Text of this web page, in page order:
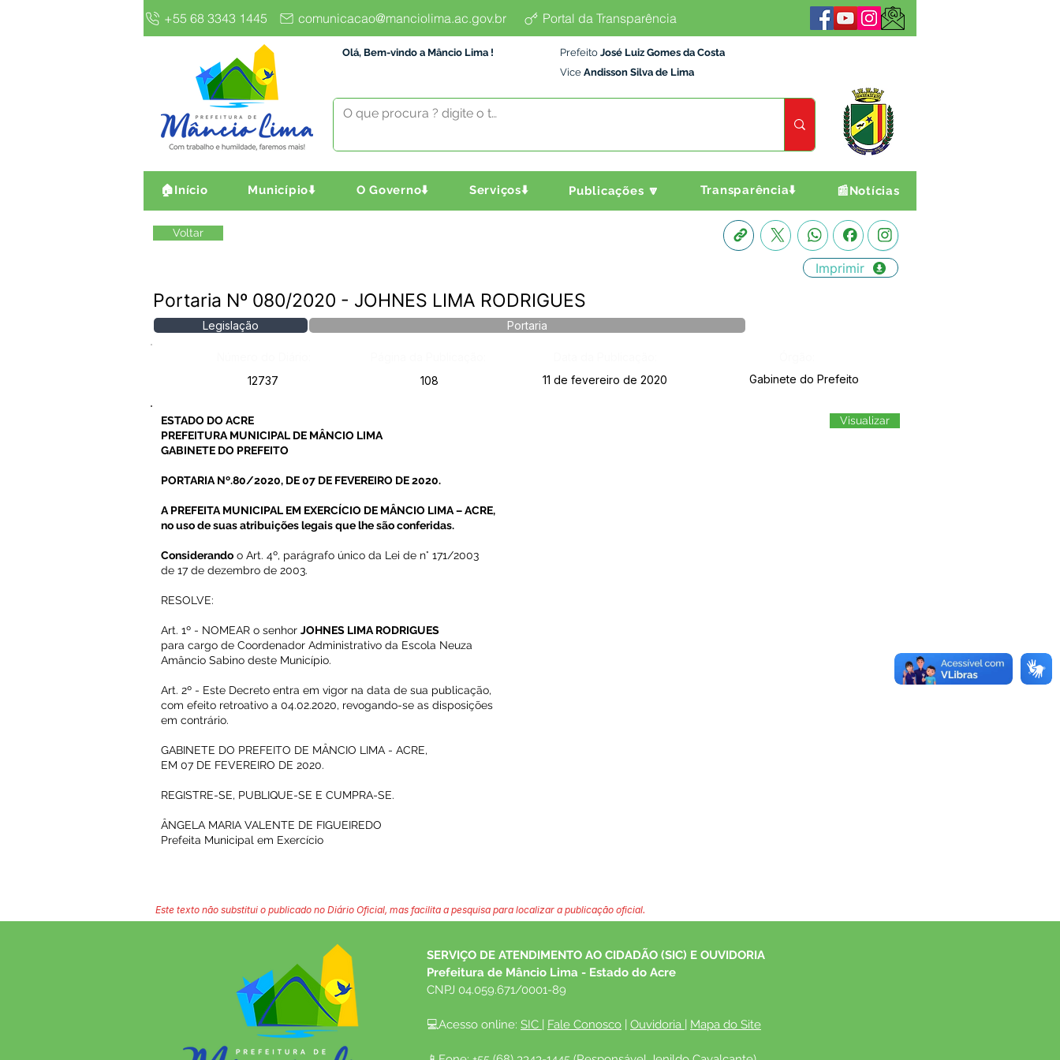
+55 68 3343 1445 comunicacao@manciolima.ac.gov.br Portal da Transparência
Olá, Bem-vindo a Mâncio Lima ! Prefeito José Luiz Gomes da Costa
Vice Andisson Silva de Lima
🏠Início Município⬇️ O Governo⬇️ Serviços⬇️ Publicações 🔽 Transparência⬇️ 📰Notícias
Voltar
Imprimir
Portaria Nº 080/2020 - JOHNES LIMA RODRIGUES
Legislação Portaria
12737
108 11 de fevereiro de 2020 Gabinete do Prefeito
ESTADO DO ACRE
PREFEITURA MUNICIPAL DE MÂNCIO LIMA
GABINETE DO PREFEITO
PORTARIA Nº.80/2020, DE 07 DE FEVEREIRO DE 2020.
A PREFEITA MUNICIPAL EM EXERCÍCIO DE MÂNCIO LIMA – ACRE,
no uso de suas atribuições legais que lhe são conferidas.
Considerando o Art. 4º, parágrafo único da Lei de n° 171/2003
de 17 de dezembro de 2003.
RESOLVE:
Art. 1º - NOMEAR o senhor JOHNES LIMA RODRIGUES
para cargo de Coordenador Administrativo da Escola Neuza
Amâncio Sabino deste Município.
Art. 2º - Este Decreto entra em vigor na data de sua publicação,
com efeito retroativo a 04.02.2020, revogando-se as disposições
em contrário.
GABINETE DO PREFEITO DE MÂNCIO LIMA - ACRE,
EM 07 DE FEVEREIRO DE 2020.
REGISTRE-SE, PUBLIQUE-SE E CUMPRA-SE.
ÂNGELA MARIA VALENTE DE FIGUEIREDO
Prefeita Municipal em Exercício
Visualizar
Este texto não substitui o publicado no Diário Oficial, mas facilita a pesquisa para localizar a publicação oficial.
SERVIÇO DE ATENDIMENTO AO CIDADÃO (SIC) E OUVIDORIA
Prefeitura de Mâncio Lima - Estado do Acre
CNPJ 04.059.671/0001-89
💻Acesso online: SIC | Fale Conosco | Ouvidoria | Mapa do Site